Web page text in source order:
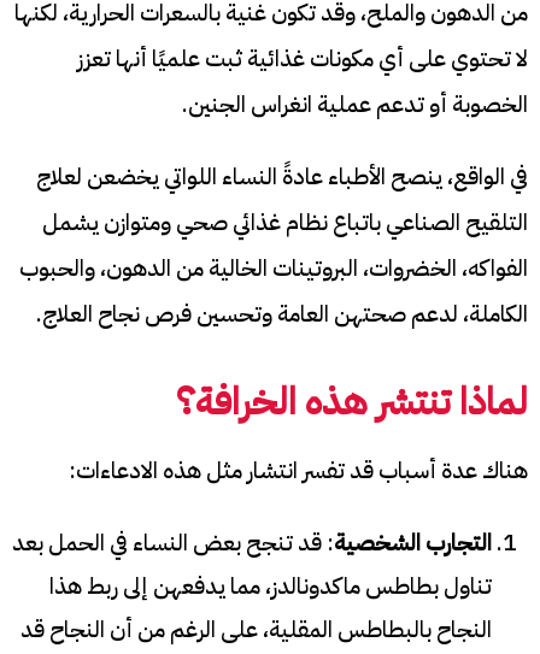
من الدهون والملح، وقد تكون غنية بالسعرات الحرارية، لكنها
لا تحتوي على أي مكونات غذائية ثبت علميًا أنها تعزز
الخصوبة أو تدعم عملية انغراس الجنين.
في الواقع، ينصح الأطباء عادةً النساء اللواتي يخضعن لعلاج
التلقيح الصناعي باتباع نظام غذائي صحي ومتوازن يشمل
الفواكه، الخضروات، البروتينات الخالية من الدهون، والحبوب
الكاملة، لدعم صحتهن العامة وتحسين فرص نجاح العلاج.
لماذا تنتشر هذه الخرافة؟
هناك عدة أسباب قد تفسر انتشار مثل هذه الادعاءات:
التجارب الشخصية: قد تنجح بعض النساء في الحمل بعد
تناول بطاطس ماكدونالدز، مما يدفعهن إلى ربط هذا
النجاح بالبطاطس المقلية، على الرغم من أن النجاح قد